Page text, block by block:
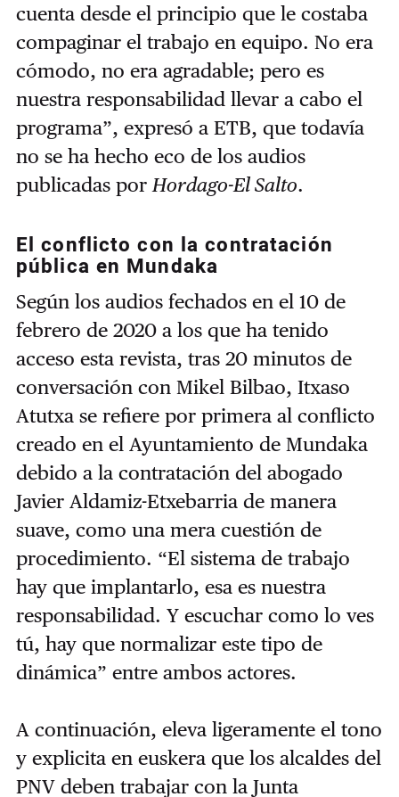
cuenta desde el principio que le costaba
compaginar el trabajo en equipo. No era
cómodo, no era agradable; pero es
nuestra responsabilidad llevar a cabo el
programa”, expresó a ETB, que todavía
no se ha hecho eco de los audios
publicadas por Hordago-El Salto.
El conflicto con la contratación
pública en Mundaka
Según los audios fechados en el 10 de
febrero de 2020 a los que ha tenido
acceso esta revista, tras 20 minutos de
conversación con Mikel Bilbao, Itxaso
Atutxa se refiere por primera al conflicto
creado en el Ayuntamiento de Mundaka
debido a la contratación del abogado
Javier Aldamiz-Etxebarria de manera
suave, como una mera cuestión de
procedimiento. “El sistema de trabajo
hay que implantarlo, esa es nuestra
responsabilidad. Y escuchar como lo ves
tú, hay que normalizar este tipo de
dinámica” entre ambos actores.
A continuación, eleva ligeramente el tono
y explicita en euskera que los alcaldes del
PNV deben trabajar con la Junta